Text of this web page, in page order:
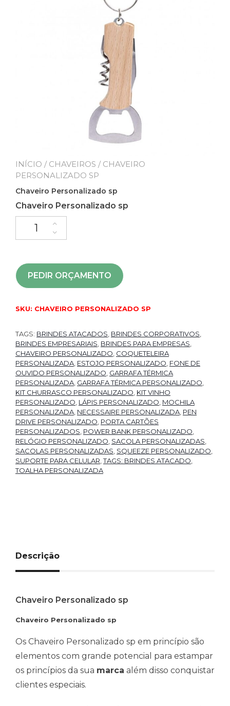
INÍCIO / CHAVEIROS / CHAVEIRO
PERSONALIZADO SP
Chaveiro Personalizado sp
Chaveiro Personalizado sp
PEDIR ORÇAMENTO
SKU: CHAVEIRO PERSONALIZADO SP
TAGS: BRINDES ATACADOS BRINDES CORPORATIVOS
BRINDES EMPRESARIAIS BRINDES PARA EMPRESAS
CHAVEIRO PERSONALIZADO COQUETELEIRA
PERSONALIZADA ESTOJO PERSONALIZADO FONE DE
OUVIDO PERSONALIZADO GARRAFA TÉRMICA
PERSONALIZADA GARRAFA TÉRMICA PERSONALIZADO
KIT CHURRASCO PERSONALIZADO KIT VINHO
PERSONALIZADO LÁPIS PERSONALIZADO MOCHILA
PERSONALIZADA NECESSAIRE PERSONALIZADA PEN
DRIVE PERSONALIZADO PORTA CARTÕES
PERSONALIZADOS POWER BANK PERSONALIZADO
RELÓGIO PERSONALIZADO SACOLA PERSONALIZADAS
SACOLAS PERSONALIZADAS SQUEEZE PERSONALIZADO
SUPORTE PARA CELULAR ,TAGS: BRINDES ATACADO
TOALHA PERSONALIZADA
Descrição
Chaveiro Personalizado sp
Chaveiro Personalizado sp
Os Chaveiro Personalizado sp em princípio são
elementos com grande potencial para estampar
os princípios da sua marca além disso conquistar
clientes especiais.